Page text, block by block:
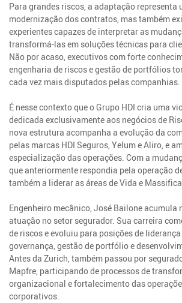
Para grandes riscos, a adaptação representa
modernização dos contratos, mas também
experientes capazes de interpretar as
transformá-las em soluções técnicas para
Não por acaso, executivos com forte
engenharia de riscos e gestão de portfólios
cada vez mais disputados pelas companhias.
É nesse contexto que o Grupo HDI cria uma
dedicada exclusivamente aos negócios de
nova estrutura acompanha a evolução da
pelas marcas HDI Seguros, Yelum e Aliro, e
especialização das operações. Com a
que anteriormente respondia pela operação
também a liderar as áreas de Vida e
Engenheiro mecânico, José Bailone acumula
atuação no setor segurador. Sua carreira
de riscos e evoluiu para posições de
governança, gestão de portfólio e
Antes da Zurich, também passou por
Mapfre, participando de processos de
organizacional e fortalecimento das
corporativos.